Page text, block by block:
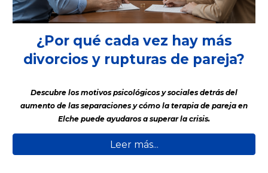
¿Por qué cada vez hay más
divorcios y rupturas de pareja?
Descubre los motivos psicológicos y sociales detrás del
aumento de las separaciones y cómo la terapia de pareja en
Elche puede ayudaros a superar la crisis.
Leer más...